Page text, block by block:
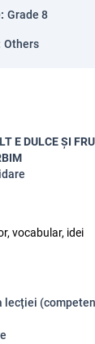
: Grade 8
Others
E DULCE ȘI
vocabular, idei
lecției